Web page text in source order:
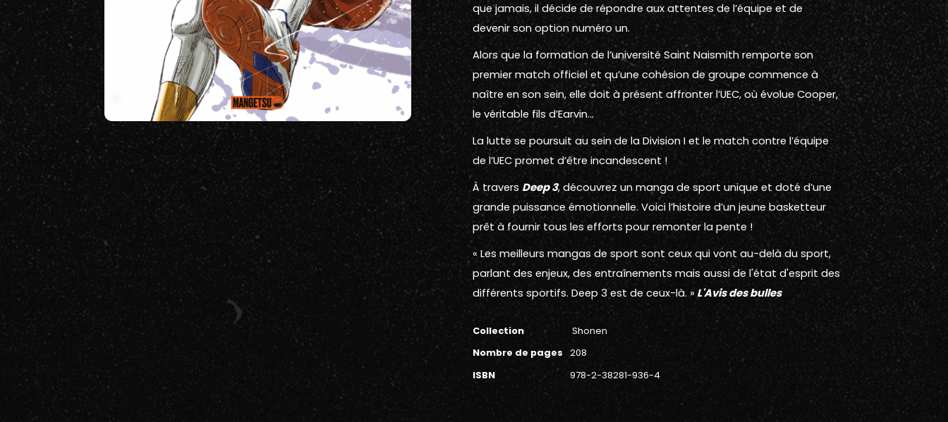
que jamais, il décide de répondre aux attentes de l’équipe et de
devenir son option numéro un.
Alors que la formation de l’université Saint Naismith remporte son
premier match officiel et qu’une cohésion de groupe commence à
naître en son sein, elle doit à présent affronter l’UEC, où évolue Cooper,
le véritable fils d’Earvin…
La lutte se poursuit au sein de la Division I et le match contre l’équipe
de l’UEC promet d’être incandescent !
À travers Deep 3, découvrez un manga de sport unique et doté d’une
grande puissance émotionnelle. Voici l’histoire d’un jeune basketteur
prêt à fournir tous les efforts pour remonter la pente !
« Les meilleurs mangas de sport sont ceux qui vont au-delà du sport,
parlant des enjeux, des entraînements mais aussi de l'état d'esprit des
différents sportifs. Deep 3 est de ceux-là. » L'Avis des bulles
Collection
Shonen
Nombre de pages
208
ISBN
978-2-38281-936-4